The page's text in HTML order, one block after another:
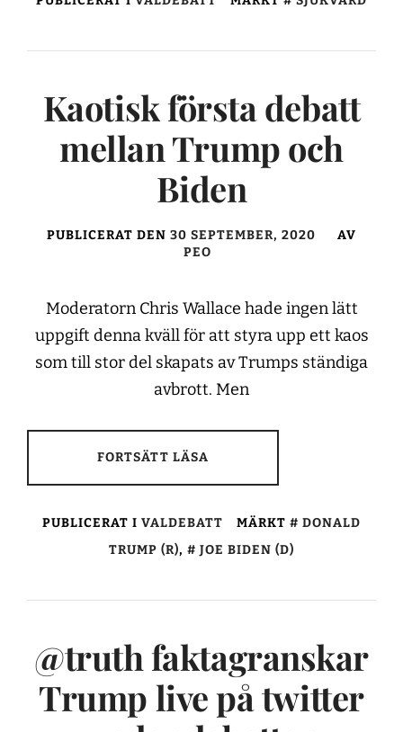
Kaotisk första debatt
mellan Trump och
Biden
PUBLICERAT DEN 30 SEPTEMBER, 2020
AV
PEO
Moderatorn Chris Wallace hade ingen lätt
uppgift denna kväll för att styra upp ett kaos
som till stor del skapats av Trumps ständiga
avbrott. Men
FORTSÄTT LÄSA
PUBLICERAT I VALDEBATT MÄRKT
DONALD
TRUMP (R), JOE BIDEN (D)
@truth faktagranskar
Trump live på twitter